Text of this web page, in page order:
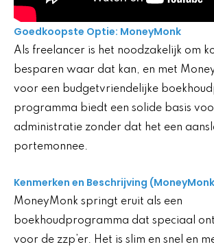
Goedkoopste Optie: MoneyMonk
Als freelancer is het noodzakelijk om
besparen waar dat kan, en met
voor een budgetvriendelijke
programma biedt een solide basis
administratie zonder dat het een
portemonnee.
Kenmerken en Beschrijving
MoneyMonk springt eruit als een
boekhoudprogramma dat speciaal
voor de zzp’er. Het is slim en snel en